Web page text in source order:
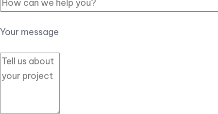
Your message